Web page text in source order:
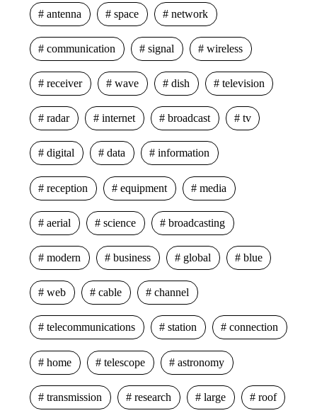
antenna space network
communication signal wireless
receiver wave dish television
radar internet broadcast tv
digital data information
reception equipment media
aerial science broadcasting
modern business global blue
web cable channel
telecommunications station connection
home telescope astronomy
transmission research large roof